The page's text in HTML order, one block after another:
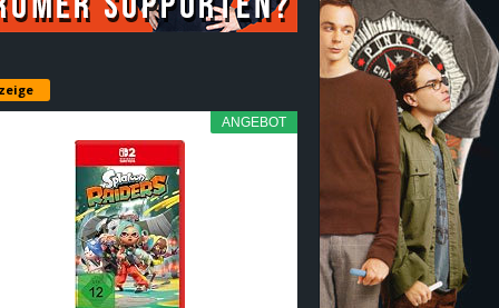
ANGEBOT